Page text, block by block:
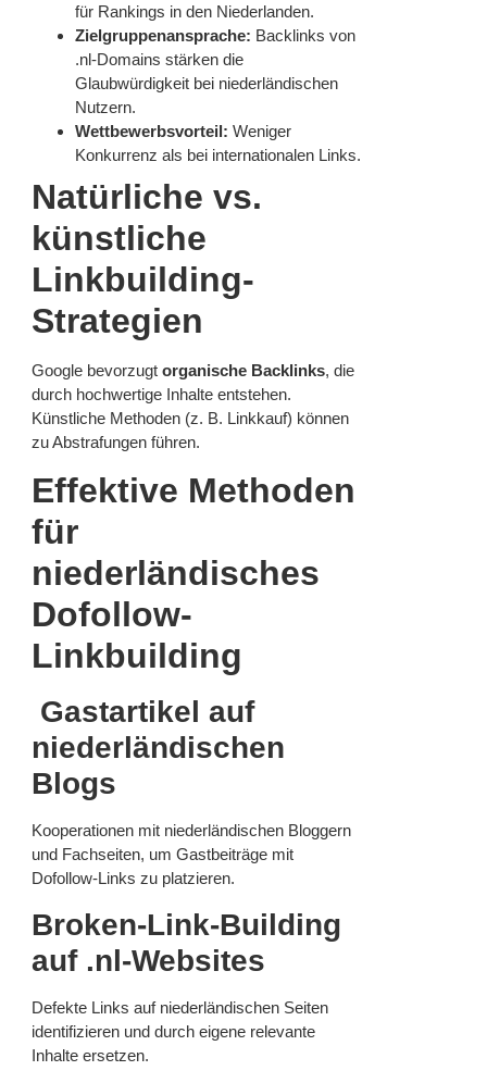
für Rankings in den Niederlanden.
Zielgruppenansprache: Backlinks von
.nl-Domains stärken die
Glaubwürdigkeit bei niederländischen
Nutzern.
Wettbewerbsvorteil: Weniger
Konkurrenz als bei internationalen Links.
Natürliche vs.
künstliche
Linkbuilding-
Strategien
Google bevorzugt organische Backlinks, die
durch hochwertige Inhalte entstehen.
Künstliche Methoden (z. B. Linkkauf) können
zu Abstrafungen führen.
Effektive Methoden
für
niederländisches
Dofollow-
Linkbuilding
Gastartikel auf
niederländischen
Blogs
Kooperationen mit niederländischen Bloggern
und Fachseiten, um Gastbeiträge mit
Dofollow-Links zu platzieren.
Broken-Link-Building
auf .nl-Websites
Defekte Links auf niederländischen Seiten
identifizieren und durch eigene relevante
Inhalte ersetzen.